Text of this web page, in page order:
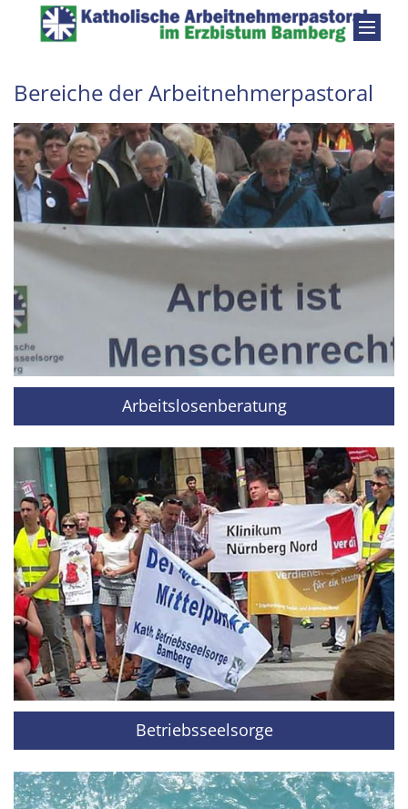
Zum Inhalt springen
Bereiche der Arbeitnehmerpastoral
Arbeitslosenberatung
Betriebsseelsorge